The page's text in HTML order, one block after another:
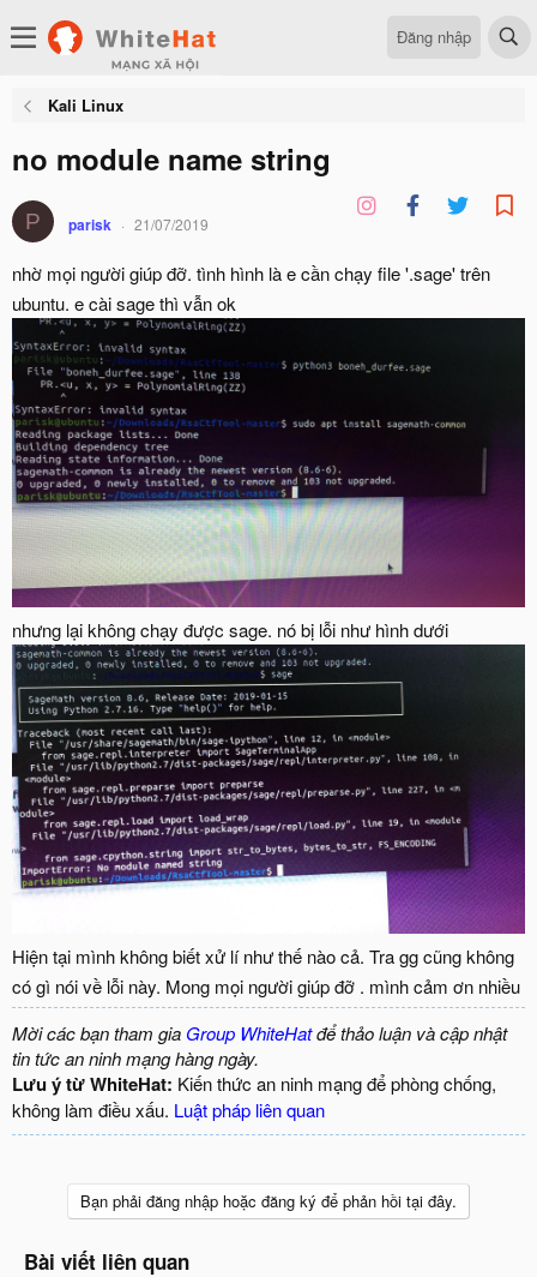
Đăng nhập
Kali Linux
no module name string
P parisk 21/07/2019
nhờ mọi người giúp đỡ. tình hình là e cần chạy file '.sage' trên
ubuntu. e cài sage thì vẫn ok
nhưng lại không chạy được sage. nó bị lỗi như hình dưới
Hiện tại mình không biết xử lí như thế nào cả. Tra gg cũng không
có gì nói về lỗi này. Mong mọi người giúp đỡ . mình cảm ơn nhiều
Mời các bạn tham gia Group WhiteHatđể thảo luận và cập nhật
tin tức an ninh mạng hàng ngày.
Lưu ý từ WhiteHat: Kiến thức an ninh mạng để phòng chống,
không làm điều xấu. Luật pháp liên quan
Bạn phải đăng nhập hoặc đăng ký để phản hồi tại đây.
Bài viết liên quan